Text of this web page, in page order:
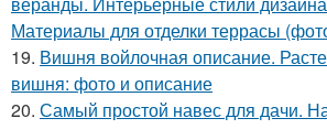
Материалы для отделки террасы
19. Вишня войлочная описание.
вишня: фото и описание
20. Самый простой навес для дачи.